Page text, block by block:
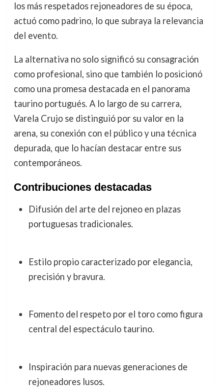
los más respetados rejoneadores de su época,
actuó como padrino, lo que subraya la relevancia
del evento.
La alternativa no solo significó su consagración
como profesional, sino que también lo posicionó
como una promesa destacada en el panorama
taurino portugués. A lo largo de su carrera,
Varela Crujo se distinguió por su valor en la
arena, su conexión con el público y una técnica
depurada, que lo hacían destacar entre sus
contemporáneos.
Contribuciones destacadas
Difusión del arte del rejoneo en plazas
portuguesas tradicionales.
Estilo propio caracterizado por elegancia,
precisión y bravura.
Fomento del respeto por el toro como figura
central del espectáculo taurino.
Inspiración para nuevas generaciones de
rejoneadores lusos.